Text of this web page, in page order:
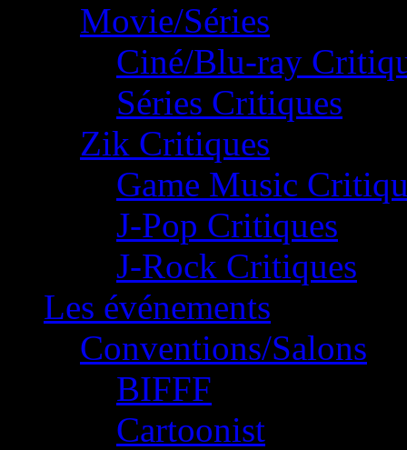
Movie/Séries
Ciné/Blu-ray
Séries Critiques
Zik Critiques
Game Music
J-Pop Critiques
J-Rock Critiques
Les événements
Conventions/Salons
BIFFF
Cartoonist